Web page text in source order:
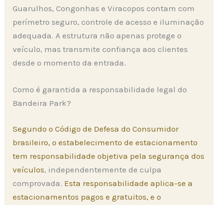
Guarulhos, Congonhas e Viracopos contam com
perímetro seguro, controle de acesso e iluminação
adequada. A estrutura não apenas protege o
veículo, mas transmite confiança aos clientes
desde o momento da entrada.
Como é garantida a responsabilidade legal do
Bandeira Park?
Segundo o Código de Defesa do Consumidor
brasileiro, o estabelecimento de estacionamento
tem responsabilidade objetiva pela segurança dos
veículos, independentemente de culpa
comprovada. Esta responsabilidade aplica-se a
estacionamentos pagos e gratuitos, e o